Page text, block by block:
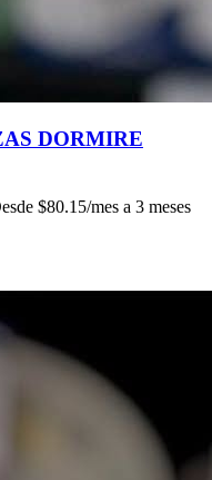
DORMIRE
$80.15/mes a 3 meses